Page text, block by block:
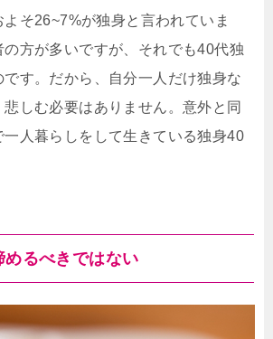
そ26~7%が独身と言われていま
方が多いですが、それでも40代独
す。だから、自分一人だけ独身な
しむ必要はありません。意外と同
一人暮らしをして生きている独身40
るべきではない